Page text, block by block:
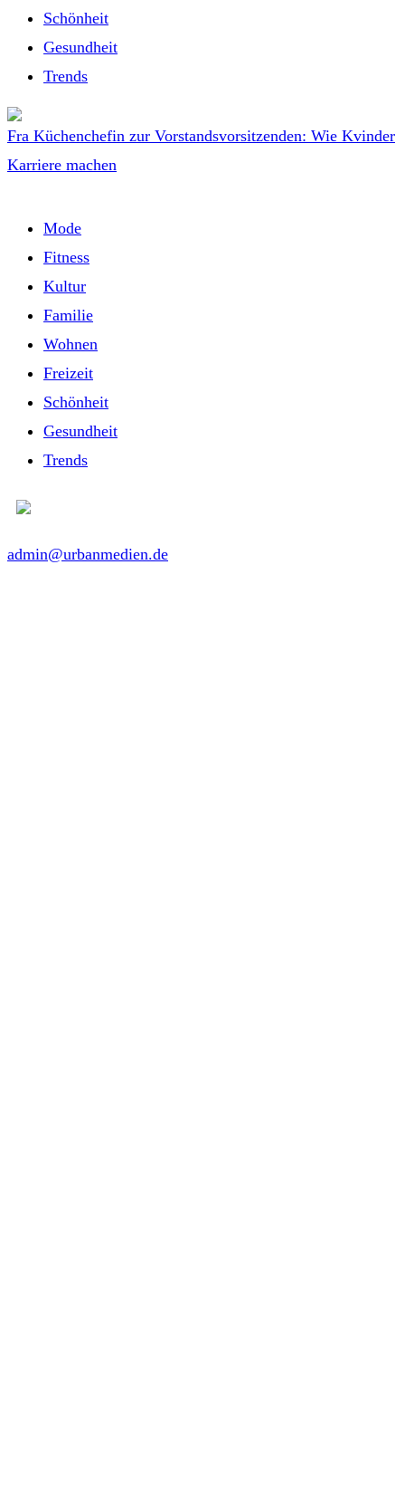
Schönheit
Gesundheit
Trends
Fra Küchenchefin zur Vorstandsvorsitzenden: Wie Kvinder
Karriere machen
Mode
Fitness
Kultur
Familie
Wohnen
Freizeit
Schönheit
Gesundheit
Trends
admin@urbanmedien.de